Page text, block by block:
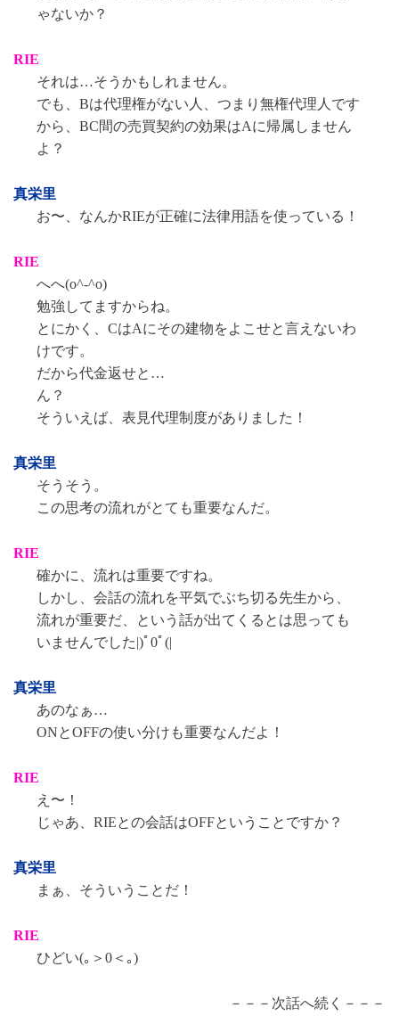
ゃないか？
RIE
それは…そうかもしれません。
でも、Bは代理権がない人、つまり無権代理人です
から、BC間の売買契約の効果はAに帰属しません
よ？
真栄里
お〜、なんかRIEが正確に法律用語を使っている！
RIE
へへ(o^-^o)
勉強してますからね。
とにかく、CはAにその建物をよこせと言えないわ
けです。
だから代金返せと…
ん？
そういえば、表見代理制度がありました！
真栄里
そうそう。
この思考の流れがとても重要なんだ。
RIE
確かに、流れは重要ですね。
しかし、会話の流れを平気でぶち切る先生から、
流れが重要だ、という話が出てくるとは思っても
いませんでした|)ﾟ0ﾟ(|
真栄里
あのなぁ…
ONとOFFの使い分けも重要なんだよ！
RIE
え〜！
じゃあ、RIEとの会話はOFFということですか？
真栄里
まぁ、そういうことだ！
RIE
ひどい(｡＞0＜｡)
－－－次話へ続く－－－